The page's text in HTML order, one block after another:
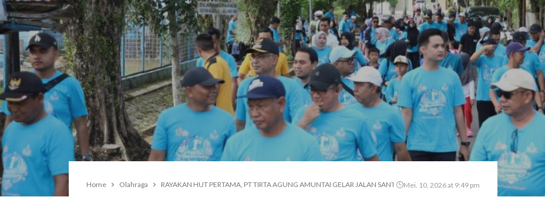
Home Olahraga RAYAKAN HUT PERTAMA, PT TIRTA AGUNG AMUNTAI GELAR JALAN SANTAI DAN SYUKURAN BERSAMA KELUARGA BESAR
Mei. 10, 2026 at 9:49 pm